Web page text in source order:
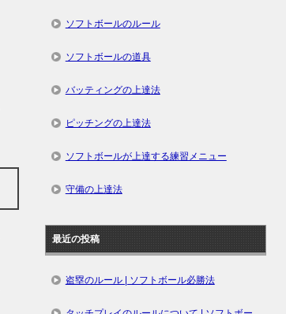
ソフトボールのルール
ソフトボールの道具
バッティングの上達法
ピッチングの上達法
ソフトボールが上達する練習メニュー
守備の上達法
最近の投稿
盗塁のルール | ソフトボール必勝法